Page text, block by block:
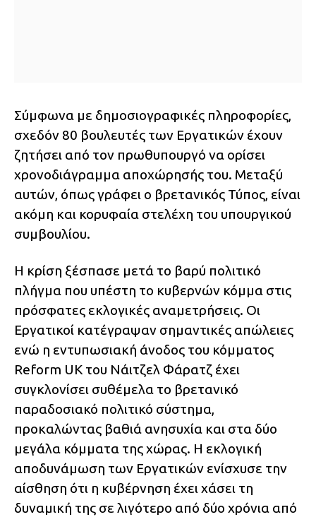
Σύμφωνα με δημοσιογραφικές πληροφορίες,
σχεδόν 80 βουλευτές των Εργατικών έχουν
ζητήσει από τον πρωθυπουργό να ορίσει
χρονοδιάγραμμα αποχώρησής του. Μεταξύ
αυτών, όπως γράφει ο βρετανικός Τύπος, είναι
ακόμη και κορυφαία στελέχη του υπουργικού
συμβουλίου.
Η κρίση ξέσπασε μετά το βαρύ πολιτικό
πλήγμα που υπέστη το κυβερνών κόμμα στις
πρόσφατες εκλογικές αναμετρήσεις. Οι
Εργατικοί κατέγραψαν σημαντικές απώλειες
ενώ η εντυπωσιακή άνοδος του κόμματος
Reform UK του Νάιτζελ Φάρατζ έχει
συγκλονίσει συθέμελα το βρετανικό
παραδοσιακό πολιτικό σύστημα,
προκαλώντας βαθιά ανησυχία και στα δύο
μεγάλα κόμματα της χώρας. Η εκλογική
αποδυνάμωση των Εργατικών ενίσχυσε την
αίσθηση ότι η κυβέρνηση έχει χάσει τη
δυναμική της σε λιγότερο από δύο χρόνια από